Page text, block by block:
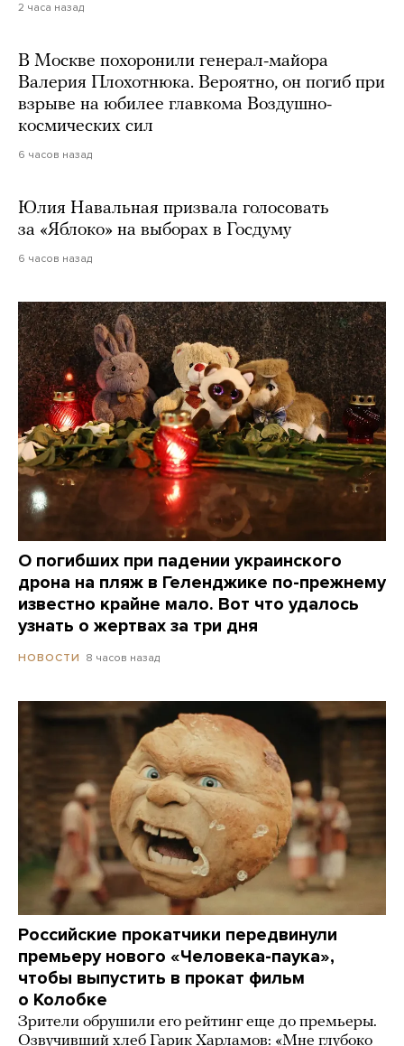
2 часа назад
В Москве похоронили генерал-майора
Валерия Плохотнюка. Вероятно, он погиб при
взрыве на юбилее главкома Воздушно-
космических сил
6 часов назад
Юлия Навальная призвала голосовать
за «Яблоко» на выборах в Госдуму
6 часов назад
О погибших при падении украинского
дрона на пляж в Геленджике по-прежнему
известно крайне мало. Вот что удалось
узнать о жертвах за три дня
НОВОСТИ 8 часов назад
Российские прокатчики передвинули
премьеру нового «Человека-паука»,
чтобы выпустить в прокат фильм
о Колобке
Зрители обрушили его рейтинг еще до премьеры.
Озвучивший хлеб Гарик Харламов: «Мне глубоко